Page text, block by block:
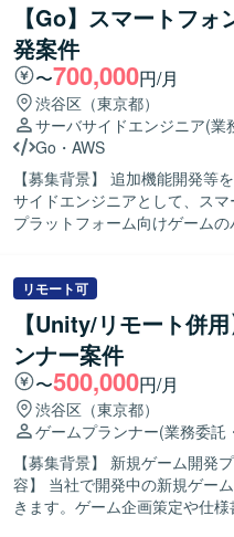
【Go】スマートフ
発案件
〜700,000円/月
渋谷区（東京都）
サーバサイドエンジニア(業
Go ・ AWS
【募集背景】 追加機能開発等を見据え
サイドエンジニアとして、ス
プラットフォーム向けゲーム
ャッチアップしていく姿勢を
ームでサービスを育てていく意識をお持ち
IPの新規プロジェクトにおい
ンド開発に携わることができ
とで、スケーラビリティや信頼
環境】 インフラとして AWS /
用しています。Claude Code
ら開発を進めていきます。
リモート可
【Unity/リモート併
ンナー案件
〜500,000円/月
渋谷区（東京都）
ゲームプランナー(業務委託
【募集背景】 新規ゲーム開発プ
容】 当社で開発中の新規ゲー
きます。ゲーム企画策定や仕